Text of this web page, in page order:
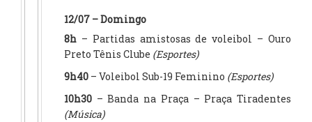
12/07 – Domingo
8h – Partidas amistosas de voleibol – Ouro
Preto Tênis Clube (Esportes)
9h40 – Voleibol Sub-19 Feminino (Esportes)
10h30 – Banda na Praça – Praça Tiradentes
(Música)